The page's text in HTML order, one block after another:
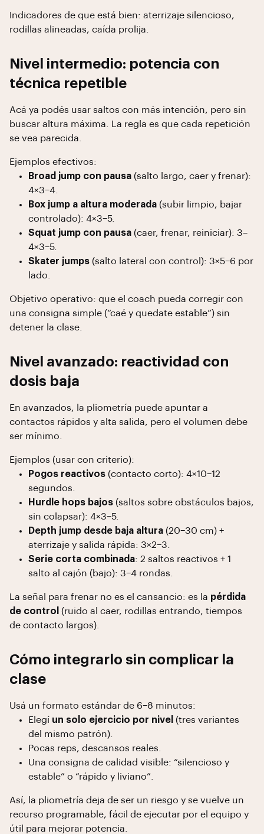
Indicadores de que está bien: aterrizaje silencioso,
rodillas alineadas, caída prolija.
Nivel intermedio: potencia con
técnica repetible
Acá ya podés usar saltos con más intención, pero sin
buscar altura máxima. La regla es que cada repetición
se vea parecida.
Ejemplos efectivos:
Broad jump con pausa (salto largo, caer y frenar):
4×3–4.
Box jump a altura moderada (subir limpio, bajar
controlado): 4×3–5.
Squat jump con pausa (caer, frenar, reiniciar): 3–
4×3–5.
Skater jumps (salto lateral con control): 3×5–6 por
lado.
Objetivo operativo: que el coach pueda corregir con
una consigna simple (“caé y quedate estable”) sin
detener la clase.
Nivel avanzado: reactividad con
dosis baja
En avanzados, la pliometría puede apuntar a
contactos rápidos y alta salida, pero el volumen debe
ser mínimo.
Ejemplos (usar con criterio):
Pogos reactivos (contacto corto): 4×10–12
segundos.
Hurdle hops bajos (saltos sobre obstáculos bajos,
sin colapsar): 4×3–5.
Depth jump desde baja altura (20–30 cm) +
aterrizaje y salida rápida: 3×2–3.
Serie corta combinada: 2 saltos reactivos + 1
salto al cajón (bajo): 3–4 rondas.
La señal para frenar no es el cansancio: es la pérdida
de control (ruido al caer, rodillas entrando, tiempos
de contacto largos).
Cómo integrarlo sin complicar la
clase
Usá un formato estándar de 6–8 minutos:
Elegí un solo ejercicio por nivel (tres variantes
del mismo patrón).
Pocas reps, descansos reales.
Una consigna de calidad visible: “silencioso y
estable” o “rápido y liviano”.
Así, la pliometría deja de ser un riesgo y se vuelve un
recurso programable, fácil de ejecutar por el equipo y
útil para mejorar potencia.